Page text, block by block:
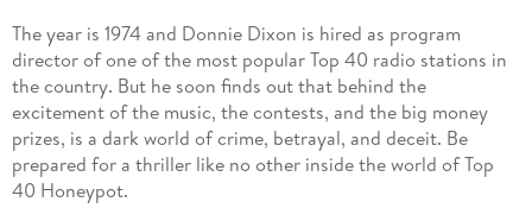
The year is 1974 and Donnie Dixon is hired as program
director of one of the most popular Top 40 radio stations in
the country. But he soon finds out that behind the
excitement of the music, the contests, and the big money
prizes, is a dark world of crime, betrayal, and deceit. Be
prepared for a thriller like no other inside the world of Top
40 Honeypot.